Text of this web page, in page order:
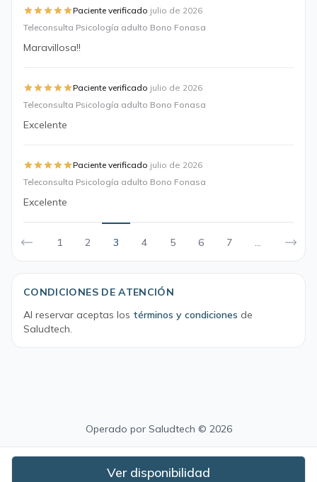
Paciente verificado·julio de 2026
Teleconsulta Psicología adulto Bono Fonasa
Maravillosa!!
Paciente verificado·julio de 2026
Teleconsulta Psicología adulto Bono Fonasa
Excelente
Paciente verificado·julio de 2026
Teleconsulta Psicología adulto Bono Fonasa
Excelente
1 2 3 4 5 6 7 ...
CONDICIONES DE ATENCIÓN
Al reservar aceptas los términos y condiciones de
Saludtech.
Ver disponibilidad
Operado por Saludtech © 2026